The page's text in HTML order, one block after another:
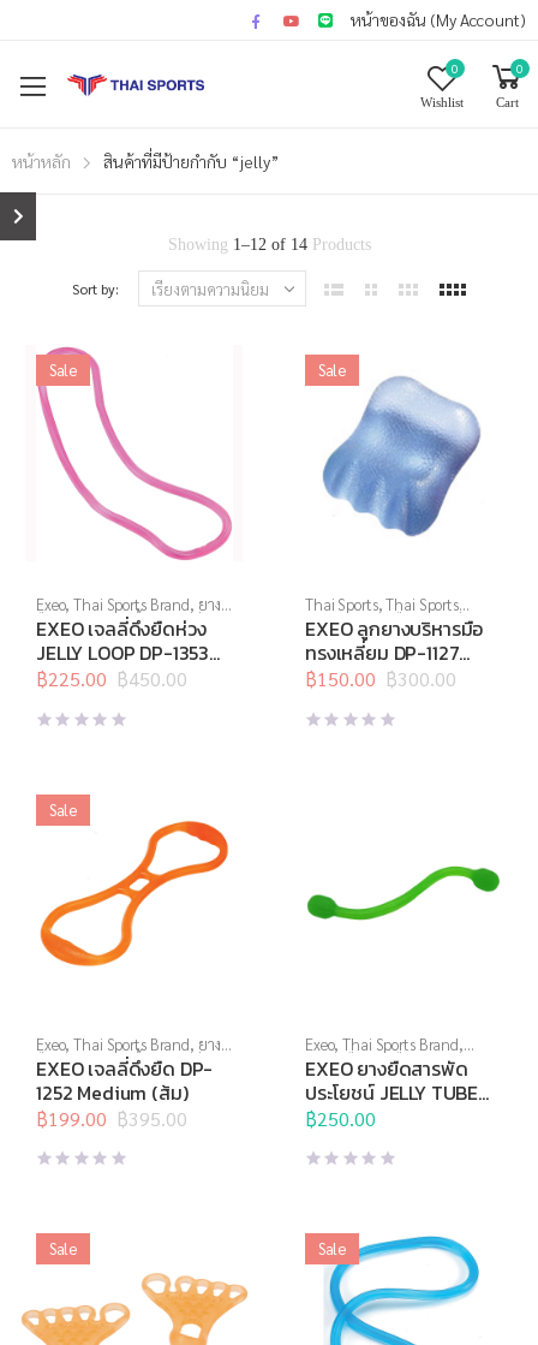
หน้าของฉัน (My Account)
0
Wishlist
0
Cart
หน้าหลัก สินค้าที่มีป้ายกำกับ “jelly”
Showing 1–12of 14Products
Sort by:
Sale
Exeo,Thai Sports Brand, ยาง
ยืด,สร้างกล้ามเนื้อ,สินค้าล็อต
สุดท้าย,อุปกรณ์คลายกล้ามเนื้อ
อุปกรณ์บริหารกาย,อุปกรณ์ยืด
เหยียด,อุปกรณ์สุขภาพเพื่อผู้สูง
วัย
อุปกรณ์เพื่อสุขภาพ
EXEO เจลลี่ดึงยืดห่วง
JELLY LOOP DP-1353
Light (ชมพู)
฿450.00
Original
price
was:
฿225.00
Current
price
is:
Sale
Thai Sports,Thai Sports
Brand, บริหารมือ,สินค้าล็อต
สุดท้าย,อุปกรณ์บริหารกาย
EXEO ลูกยางบริหารมือ
ทรงเหลี่ยม DP-1127
MEDIUM (ฟ้า)
฿300.00
Original
price
was:
฿150.00
Current
price
is:
Sale
Exeo,Thai Sports Brand, ยาง
ยืด,สร้างกล้ามเนื้อ,สินค้าล็อต
สุดท้าย,อุปกรณ์คลายกล้ามเนื้อ
อุปกรณ์บริหารกาย ,อุปกรณ์ยืด
เหยียด,อุปกรณ์สุขภาพเพื่อผู้สูง
วัย
EXEO เจลลี่ดึงยืด DP-
1252 Medium (ส้ม)
฿395.00
Original
price
was:
฿199.00
Current
price
is:
Exeo,Thai Sports Brand,
บริหารมือ,ยางยืด,สร้างกล้าม
เนื้อ,อุปกรณ์คลายกล้ามเนื้อ
อุปกรณ์บริหารกาย, อุปกรณ์ยืด
เหยียด,อุปกรณ์เพื่อสุขภาพ
EXEO ยางยืดสารพัด
ประโยชน์ JELLY TUBE
DP-0936 HEAVY
฿250.00
Sale Sale